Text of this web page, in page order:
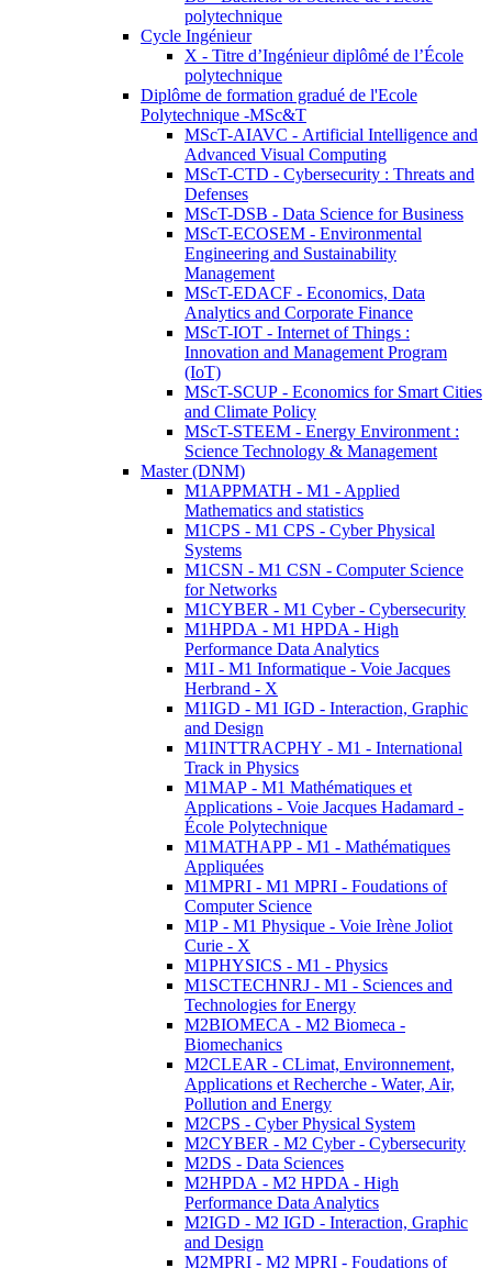
polytechnique
Cycle Ingénieur
X - Titre d’Ingénieur diplômé de l’École
polytechnique
Diplôme de formation gradué de l'Ecole
Polytechnique -MSc&T
MScT-AIAVC - Artificial Intelligence and
Advanced Visual Computing
MScT-CTD - Cybersecurity : Threats and
Defenses
MScT-DSB - Data Science for Business
MScT-ECOSEM - Environmental
Engineering and Sustainability
Management
MScT-EDACF - Economics, Data
Analytics and Corporate Finance
MScT-IOT - Internet of Things :
Innovation and Management Program
(IoT)
MScT-SCUP - Economics for Smart Cities
and Climate Policy
MScT-STEEM - Energy Environment :
Science Technology & Management
Master (DNM)
M1APPMATH - M1 - Applied
Mathematics and statistics
M1CPS - M1 CPS - Cyber Physical
Systems
M1CSN - M1 CSN - Computer Science
for Networks
M1CYBER - M1 Cyber - Cybersecurity
M1HPDA - M1 HPDA - High
Performance Data Analytics
M1I - M1 Informatique - Voie Jacques
Herbrand - X
M1IGD - M1 IGD - Interaction, Graphic
and Design
M1INTTRACPHY - M1 - International
Track in Physics
M1MAP - M1 Mathématiques et
Applications - Voie Jacques Hadamard -
École Polytechnique
M1MATHAPP - M1 - Mathématiques
Appliquées
M1MPRI - M1 MPRI - Foudations of
Computer Science
M1P - M1 Physique - Voie Irène Joliot
Curie - X
M1PHYSICS - M1 - Physics
M1SCTECHNRJ - M1 - Sciences and
Technologies for Energy
M2BIOMECA - M2 Biomeca -
Biomechanics
M2CLEAR - CLimat, Environnement,
Applications et Recherche - Water, Air,
Pollution and Energy
M2CPS - Cyber Physical System
M2CYBER - M2 Cyber - Cybersecurity
M2DS - Data Sciences
M2HPDA - M2 HPDA - High
Performance Data Analytics
M2IGD - M2 IGD - Interaction, Graphic
and Design
M2MPRI - M2 MPRI - Foudations of